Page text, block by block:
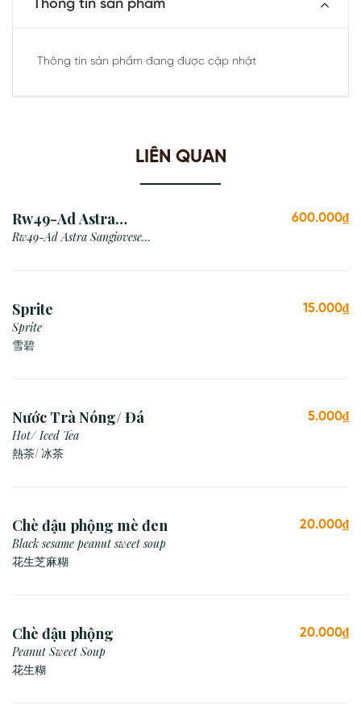
Thông tin sản phẩm
Thông tin sản phẩm đang được cập nhật
LIÊN QUAN
Rw49-Ad Astra
Sangiovese Rubicone Igt
Rw49-Ad Astra Sangiovese
600.000₫
Sprite
Sprite
雪碧
15.000₫
Nước Trà Nóng/ Đá
Hot/ Iced Tea
熱茶/ 冰茶
5.000₫
Chè đậu phộng mè đen
Black sesame peanut sweet soup
花生芝麻糊
20.000₫
Chè đậu phộng
Peanut Sweet Soup
花生糊
20.000₫